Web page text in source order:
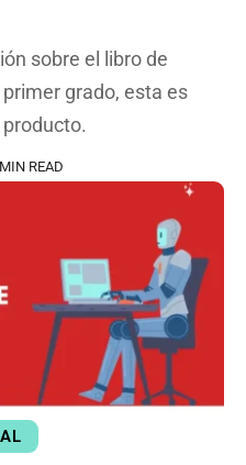
sobre el libro de
grado, esta es
READ